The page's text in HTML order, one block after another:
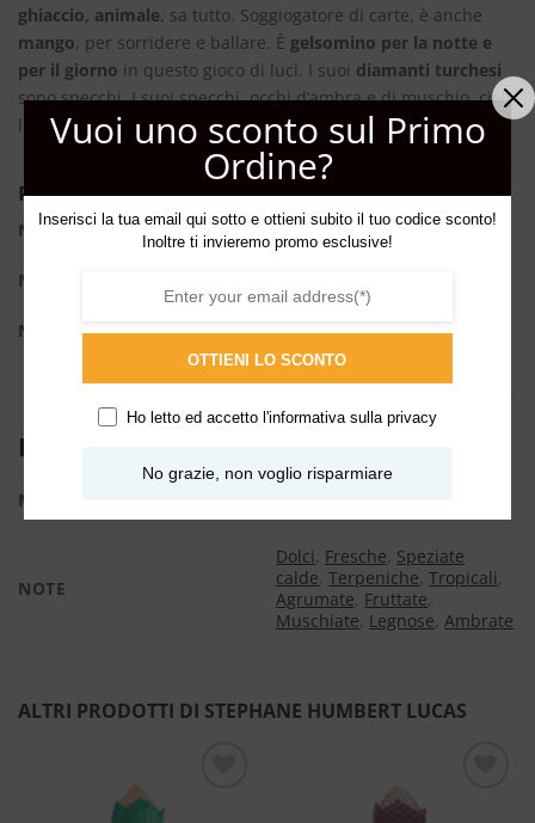
ghiaccio, animale, sa tutto. Soggiogatore di carte, è anche
mango, per sorridere e ballare. È gelsomino per la notte e
per il giorno in questo gioco di luci. I suoi diamanti turchesi
sono specchi. I suoi specchi, occhi d’ambra e di muschio, cieli
latini e fuochi d’ambra.
Piramide olfattiva
Note di Testa: Mango, Limone, Pepe Rosa, Zenzero
Note di Cuore
Note di Fondo: Oud, Nagarmotha, Muschio, Ambra
INFORMAZIONI AGGIUNTIVE
ML
NOTE
Dolci, Fresche, Speziate
calde,Terpeniche,Tropicali,
Agrumate, Fruttate,
Muschiate, Legnose,Ambrate
ALTRI PRODOTTI DI STEPHANE HUMBERT LUCAS
Vuoi uno sconto sul Primo
Ordine?
Inserisci la tua email qui sotto e ottieni subito il tuo codice sconto!
Inoltre ti invieremo promo esclusive!
OTTIENI LO SCONTO
Ho letto ed accetto l'informativa sulla privacy
No grazie, non voglio risparmiare